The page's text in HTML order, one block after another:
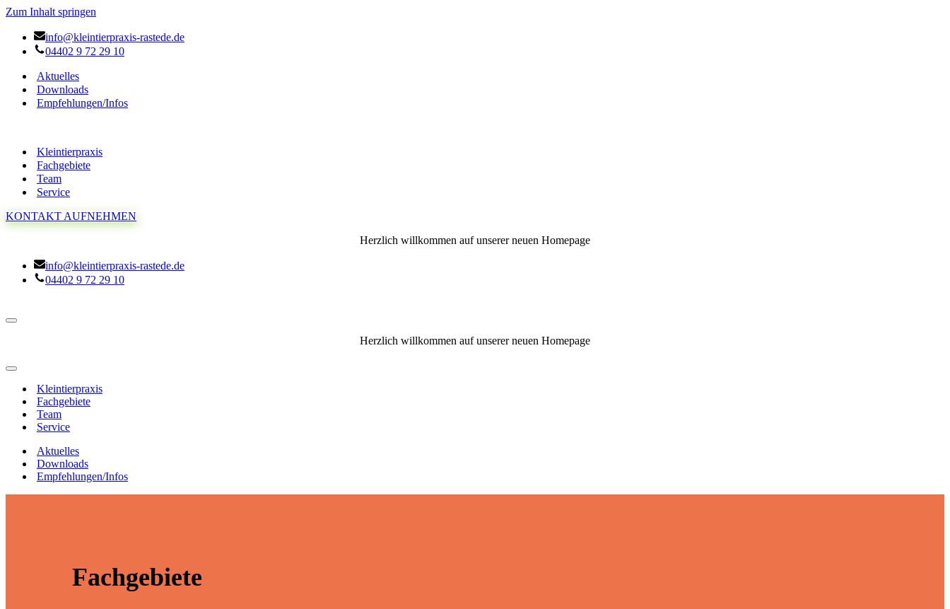
Zum Inhalt springen
info@kleintierpraxis-rastede.de
04402 9 72 29 10
Aktuelles
Downloads
Empfehlungen/Infos
Kleintierpraxis
Fachgebiete
Team
Service
KONTAKT AUFNEHMEN
Herzlich willkommen auf unserer neuen Homepage
info@kleintierpraxis-rastede.de
04402 9 72 29 10
Navigationsmenü
Herzlich willkommen auf unserer neuen Homepage
Navigationsmenü
Kleintierpraxis
Fachgebiete
Team
Service
Aktuelles
Downloads
Empfehlungen/Infos
Fachgebiete